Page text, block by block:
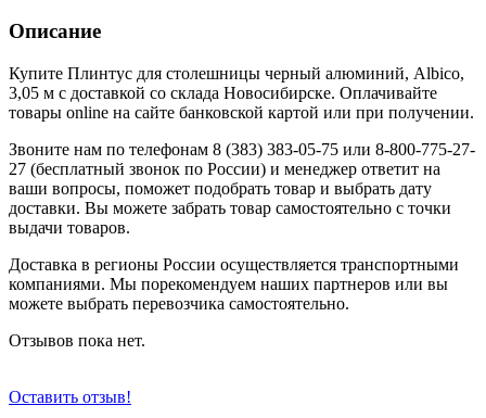
Описание
Купите Плинтус для столешницы черный алюминий, Albico,
3,05 м с доставкой со склада Новосибирске. Оплачивайте
товары online на сайте банковской картой или при получении.
Звоните нам по телефонам 8 (383) 383-05-75 или 8-800-775-27-
27 (бесплатный звонок по России) и менеджер ответит на
ваши вопросы, поможет подобрать товар и выбрать дату
доставки. Вы можете забрать товар самостоятельно с точки
выдачи товаров.
Доставка в регионы России осуществляется транспортными
компаниями. Мы порекомендуем наших партнеров или вы
можете выбрать перевозчика самостоятельно.
Отзывов пока нет.
Оставить отзыв!